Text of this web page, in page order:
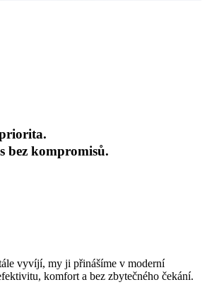
bez kompromisů.
vyvíjí, my ji přinášíme v moderní
komfort a bez zbytečného čekání.